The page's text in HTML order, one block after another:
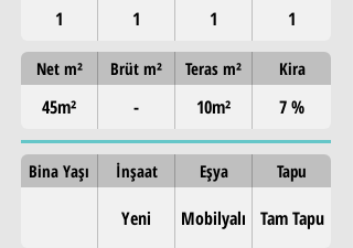
1 1 1 1
Net m² Brüt m² Teras m² Kira
45m² - 10m² 7 %
Bina Yaşı İnşaat Eşya Tapu
Yeni Mobilyalı Tam Tapu